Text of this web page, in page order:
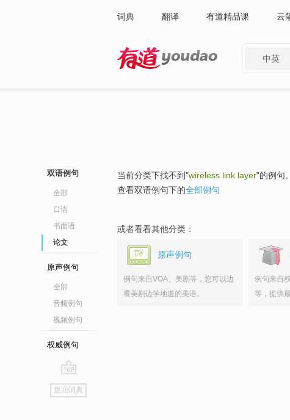
词典 翻译 有道精品课 云
中英
双语例句
全部
口语
书面语
论文
原声例句
全部
音频例句
视频例句
权威例句
go
top
返回词典
当前分类下找不到"wireless link layer"的例句。
查看双语例句下的全部例句
或者看看其他分类：
原声例句
例句来自VOA、美剧等，您可以边
看美剧边学地道的美语。
例句来自
等，提供